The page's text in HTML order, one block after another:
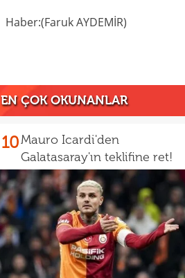
Haber:(Faruk AYDEMİR)
EN ÇOK OKUNANLAR
10Mauro Icardi'den
Galatasaray'ın teklifine ret!